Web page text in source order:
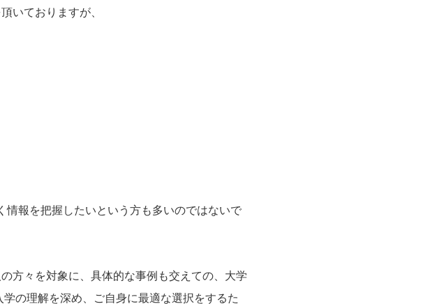
いておりますが、
情報を把握したいという方も多いのではないで
方々を対象に、具体的な事例も交えての、大学
の理解を深め、ご自身に最適な選択をするた